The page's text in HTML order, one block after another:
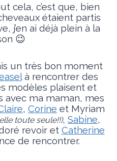
cela, c’est que, bien
étaient partis
j’en ai déjà plein à la
😉
un très bon moment
à rencontrer des
modèles plaisent et
avec ma maman, mes
, Corine et Myriam
toute seule!!), Sabine,
revoir et Catherine
de rencontrer.